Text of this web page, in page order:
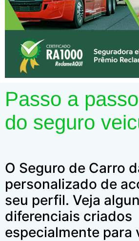
Passo a
do seguro
O Seguro de Carro
personalizado de
seu perfil. Veja
diferenciais criados
especialmente para